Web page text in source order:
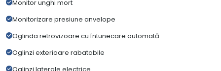
Monitor unghi mort
Monitorizare presiune anvelope
Oglinda retrovizoare cu întunecare automată
Oglinzi exterioare rabatabile